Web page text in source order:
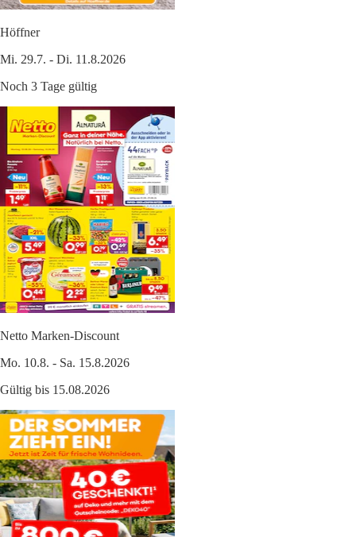
Höffner
Mi. 29.7. - Di. 11.8.2026
Noch 3 Tage gültig
Netto Marken-Discount
Mo. 10.8. - Sa. 15.8.2026
Gültig bis 15.08.2026